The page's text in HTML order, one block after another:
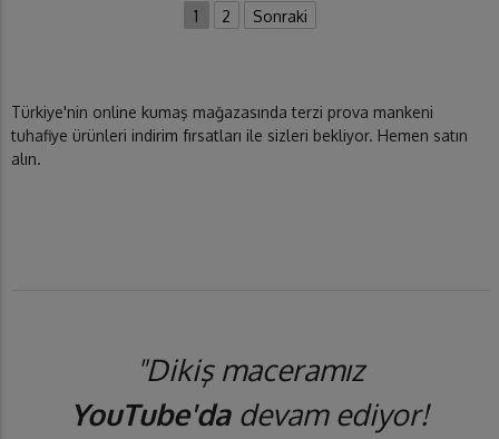
1 2 Sonraki
Türkiye'nin online kumaş mağazasında terzi prova mankeni
tuhafiye ürünleri indirim fırsatları ile sizleri bekliyor. Hemen satın
alın.
"Dikiş maceramız
YouTube'dadevam ediyor!